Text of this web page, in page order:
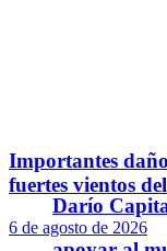
Darío
Importantes
fuertes vientos
6 de agosto de 2026